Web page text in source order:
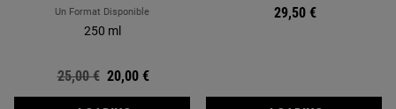
Un Format Disponible
250 ml
Ancien prix
25,00 € Nouveau prix
20,00 €
29,50 €